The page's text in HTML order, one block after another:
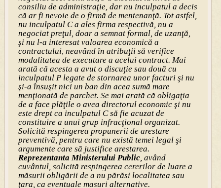
consiliu de administraţie, dar nu inculpatul a decis
că ar fi nevoie de o firmă de mentenanţă. Tot astfel,
nu inculpatul C a ales firma respectivă, nu a
negociat preţul, doar a semnat formal, de uzanţă,
şi nu l-a interesat valoarea economică a
contractului, neavând în atribuţii să verifice
modalitatea de executare a acelui contract. Mai
arată că acesta a avut o discuţie sau două cu
inculpatul P legate de stornarea unor facturi şi nu
şi-a însuşit nici un ban din acea sumă mare
menţionată de parchet. Se mai arată că obligaţia
de a face plăţile o avea directorul economic şi nu
este drept ca inculpatul C să fie acuzat de
constituire a unui grup infracţional organizat.
Solicită respingerea propunerii de arestare
preventivă, pentru care nu există temei legal şi
argumente care să justifice arestarea.
Reprezentanta Ministerului Public, având
cuvântul, solicită respingerea cererilor de luare a
măsurii obligării de a nu părăsi localitatea sau
ţara, ca eventuale masuri alternative.